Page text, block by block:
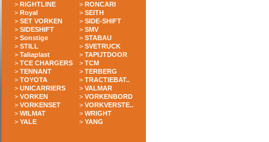
> RIGHTLINE > RONCARI
> Royal > SEITH
> SET VORKEN > SIDE-SHIFT
> SIDESHIFT > SMV
> Sonstige > STABAU
> STILL > SVETRUCK
> Taliaplast > TAPIJTDOOR
> TCE CHARGERS > TCM
> TENNANT > TERBERG
> TOYOTA > TRACTIEBAT..
> UNICARRIERS > VALMAR
> VORKEN > VORKENBORD
> VORKENSET > VORKVERSTE..
> WILMAT > WRIGHT
> YALE > YANG